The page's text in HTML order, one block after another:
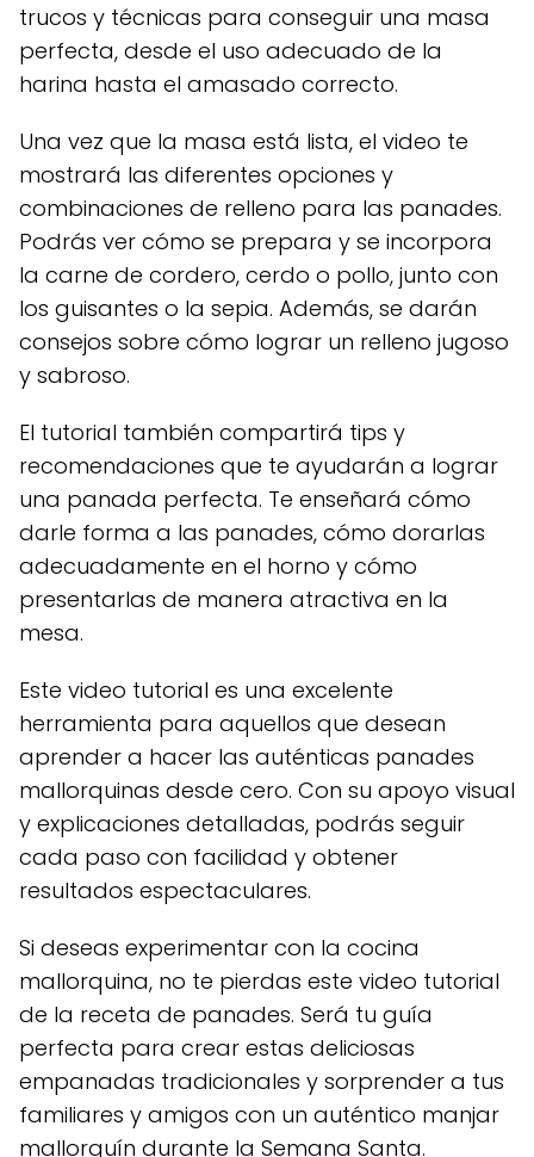
trucos y técnicas para conseguir una masa
perfecta, desde el uso adecuado de la
harina hasta el amasado correcto.
Una vez que la masa está lista, el video te
mostrará las diferentes opciones y
combinaciones de relleno para las panades.
Podrás ver cómo se prepara y se incorpora
la carne de cordero, cerdo o pollo, junto con
los guisantes o la sepia. Además, se darán
consejos sobre cómo lograr un relleno jugoso
y sabroso.
El tutorial también compartirá tips y
recomendaciones que te ayudarán a lograr
una panada perfecta. Te enseñará cómo
darle forma a las panades, cómo dorarlas
adecuadamente en el horno y cómo
presentarlas de manera atractiva en la
mesa.
Este video tutorial es una excelente
herramienta para aquellos que desean
aprender a hacer las auténticas panades
mallorquinas desde cero. Con su apoyo visual
y explicaciones detalladas, podrás seguir
cada paso con facilidad y obtener
resultados espectaculares.
Si deseas experimentar con la cocina
mallorquina, no te pierdas este video tutorial
de la receta de panades. Será tu guía
perfecta para crear estas deliciosas
empanadas tradicionales y sorprender a tus
familiares y amigos con un auténtico manjar
mallorquín durante la Semana Santa.